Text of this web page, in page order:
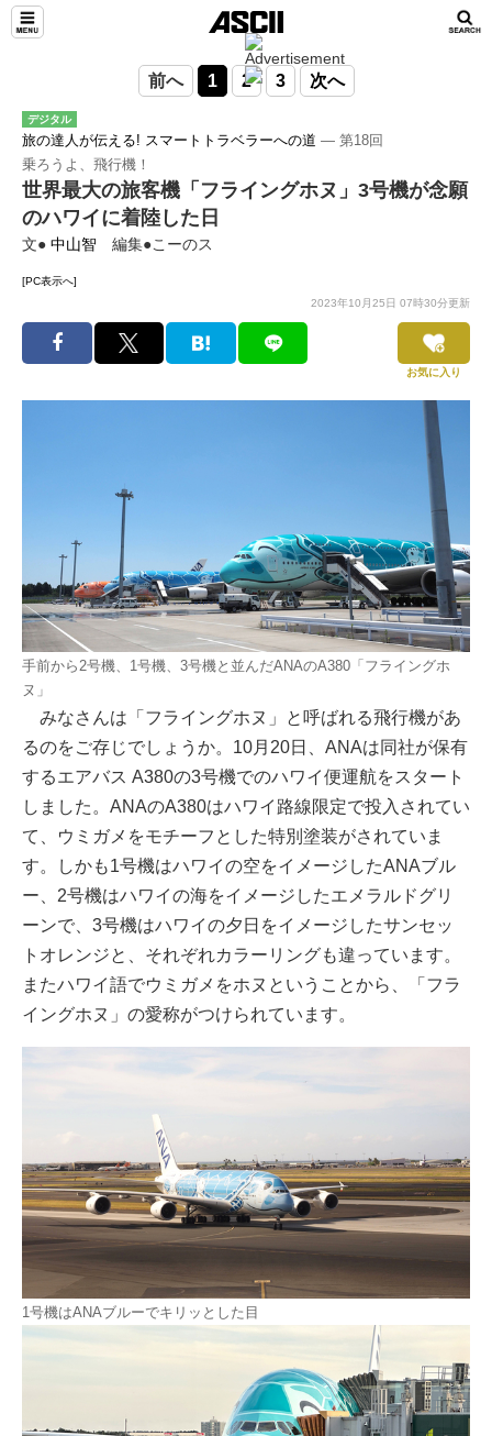
前へ 1 2 3 次へ
デジタル
旅の達人が伝える! スマートトラベラーへの道 ― 第18回
乗ろうよ、飛行機！
世界最大の旅客機「フライングホヌ」3号機が念願
のハワイに着陸した日
文● 中山智 編集●こーのス
[PC表示へ]
2023年10月25日 07時30分更新
お気に入り
手前から2号機、1号機、3号機と並んだANAのA380「フライングホ
ヌ」
みなさんは「フライングホヌ」と呼ばれる飛行機があ
るのをご存じでしょうか。10月20日、ANAは同社が保有
するエアバス A380の3号機でのハワイ便運航をスタート
しました。ANAのA380はハワイ路線限定で投入されてい
て、ウミガメをモチーフとした特別塗装がされていま
す。しかも1号機はハワイの空をイメージしたANAブル
ー、2号機はハワイの海をイメージしたエメラルドグリ
ーンで、3号機はハワイの夕日をイメージしたサンセッ
トオレンジと、それぞれカラーリングも違っています。
またハワイ語でウミガメをホヌということから、「フラ
イングホヌ」の愛称がつけられています。
1号機はANAブルーでキリッとした目